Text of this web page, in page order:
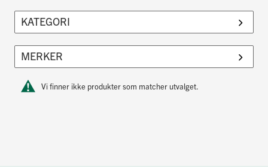
Vi finner ikke produkter som matcher utvalget.